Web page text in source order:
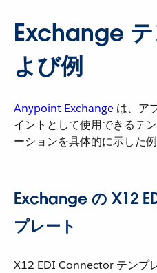
Exchange
よび例
Anypoint Exchange は、ア
イントとして使用できるテ
ーションを具体的に示した
Exchange の X12
プレート
X12 EDI Connector テンプ